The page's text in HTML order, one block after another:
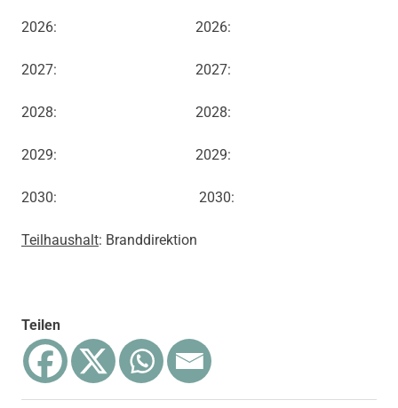
2026: 2026:
2027: 2027:
2028: 2028:
2029: 2029:
2030: 2030:
Teilhaushalt: Branddirektion
Teilen